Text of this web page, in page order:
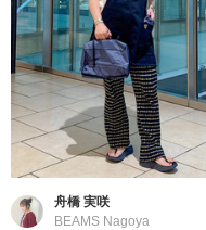
舟橋 実咲
BEAMS Nagoya